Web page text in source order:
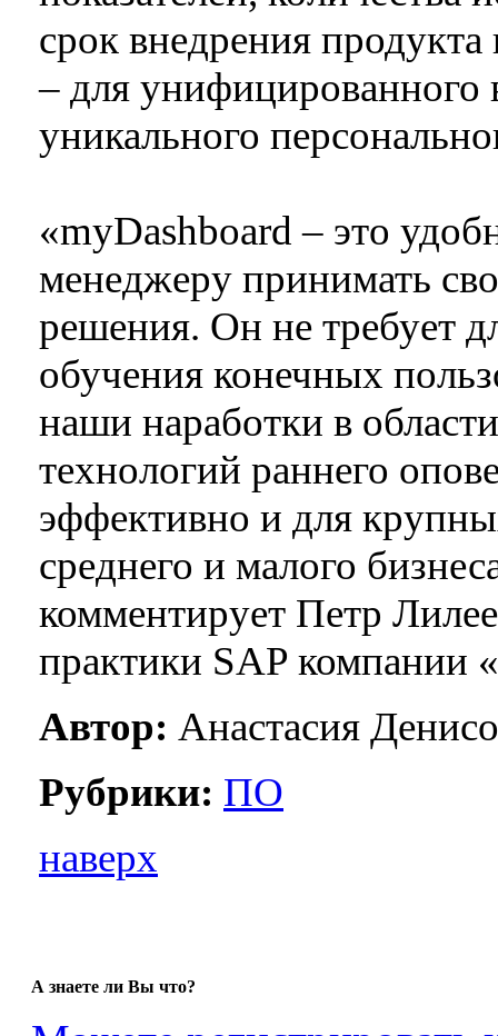
срок внедрения
– для унифицированного
уникального
«myDashboard – это
менеджеру принимать
решения. Он не требует
обучения конечных
наши наработки в
технологий раннего
эффективно и для
среднего и малого
комментирует Петр
практики SAP компании
Автор: Анастасия
Рубрики: ПО
наверх
А знаете ли Вы что?